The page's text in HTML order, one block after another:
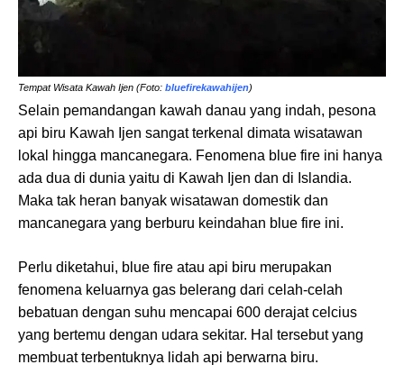
Tempat Wisata Kawah Ijen (Foto: bluefirekawahijen)
Selain pemandangan kawah danau yang indah, pesona
api biru Kawah Ijen sangat terkenal dimata wisatawan
lokal hingga mancanegara. Fenomena blue fire ini hanya
ada dua di dunia yaitu di Kawah Ijen dan di Islandia.
Maka tak heran banyak wisatawan domestik dan
mancanegara yang berburu keindahan blue fire ini.
Perlu diketahui, blue fire atau api biru merupakan
fenomena keluarnya gas belerang dari celah-celah
bebatuan dengan suhu mencapai 600 derajat celcius
yang bertemu dengan udara sekitar. Hal tersebut yang
membuat terbentuknya lidah api berwarna biru.